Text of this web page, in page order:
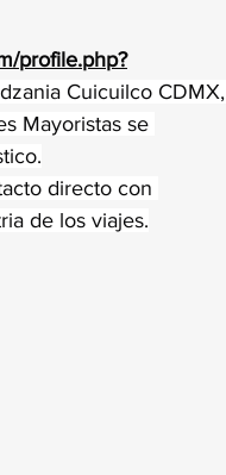
profile.php?
Cuicuilco CDMX,
Mayoristas se
directo con
de los viajes.